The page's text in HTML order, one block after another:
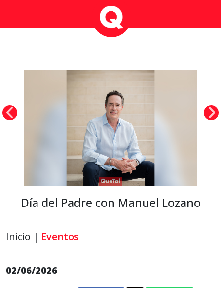
Día del Padre con Manuel Lozano
Inicio | Eventos
02/06/2026